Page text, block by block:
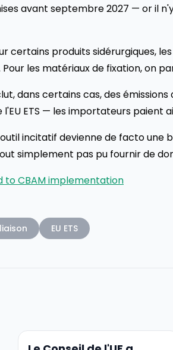
avant septembre 2027 — or il
certains produits sidérurgiques,
les matériaux de fixation, on
dans certains cas, des
ETS — les importateurs paient
incitatif devienne de facto
simplement pas pu fournir de
to CBAM implementation
EU ETS